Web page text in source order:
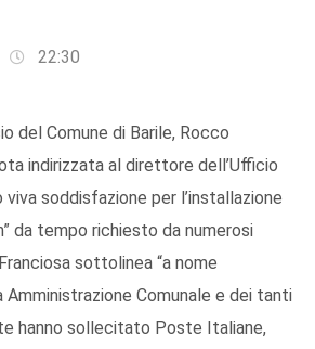
22:30
del Comune di Barile, Rocco
indirizzata al direttore dell’Ufficio
soddisfazione per l’installazione
da tempo richiesto da numerosi
sottolinea “a nome
Amministrazione Comunale e dei tanti
hanno sollecitato Poste Italiane,